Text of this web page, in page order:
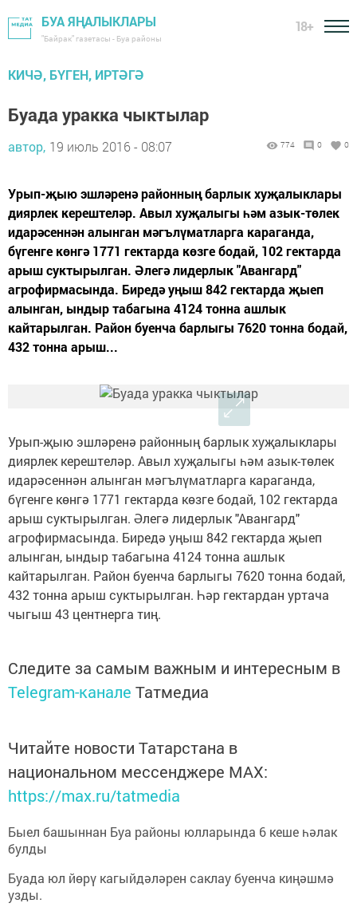
БУА ЯҢАЛЫКЛАРЫ
"Байрак" газетасы - Буа районы
18+
КИЧӘ, БҮГЕН, ИРТӘГӘ
Буада уракка чыктылар
автор, 19 июль 2016 - 08:07 774 0 0
Урып-җыю эшләренә районның барлык хуҗалыклары
диярлек керештеләр. Авыл хуҗалыгы һәм азык-төлек
идарәсеннән алынган мәгълүматларга караганда,
бүгенге көнгә 1771 гектарда көзге бодай, 102 гектарда
арыш суктырылган. Әлегә лидерлык "Авангард"
агрофирмасында. Биредә уңыш 842 гектарда җыеп
алынган, ындыр табагына 4124 тонна ашлык
кайтарылган. Район буенча барлыгы 7620 тонна бодай,
432 тонна арыш...
Урып-җыю эшләренә районның барлык хуҗалыклары
диярлек керештеләр. Авыл хуҗалыгы һәм азык-төлек
идарәсеннән алынган мәгълүматларга караганда,
бүгенге көнгә 1771 гектарда көзге бодай, 102 гектарда
арыш суктырылган. Әлегә лидерлык "Авангард"
агрофирмасында. Биредә уңыш 842 гектарда җыеп
алынган, ындыр табагына 4124 тонна ашлык
кайтарылган. Район буенча барлыгы 7620 тонна бодай,
432 тонна арыш суктырылган. Һәр гектардан уртача
чыгыш 43 центнерга тиң.
Следите за самым важным и интересным в
Telegram-канале Татмедиа
Читайте новости Татарстана в
национальном мессенджере MАХ:
https://max.ru/tatmedia
Быел башыннан Буа районы юлларында 6 кеше һәлак
булды
Буада юл йөрү кагыйдәләрен саклау буенча киңәшмә
узды.